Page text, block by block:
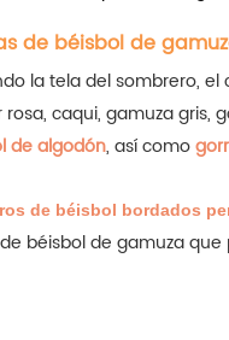
de béisbol de
la tela del sombrero,
caqui, gamuza
de algodón, así como
de béisbol bordados
béisbol de gamuza